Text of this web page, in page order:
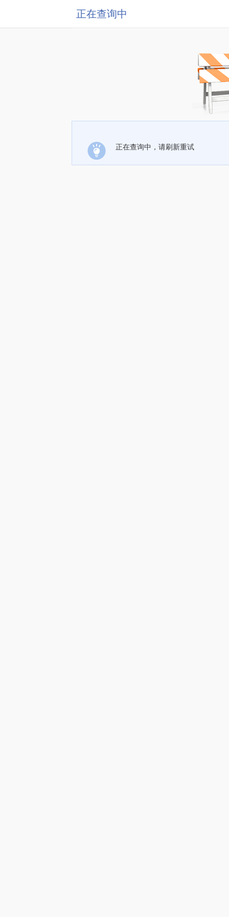
正在查询中
正在查询中，请刷新重试